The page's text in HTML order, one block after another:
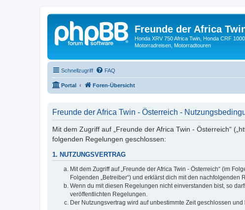
Freunde der Africa
Honda XRV 750 Africa Twin, Honda CRF
Motorradreisen, Motorradtouren
Schnellzugriff FAQ
Portal Foren-Übersicht
Freunde der Africa Twin - Österreich -
Mit dem Zugriff auf „Freunde der Africa Twin - Österreich“
folgenden Regelungen geschlossen:
1. NUTZUNGSVERTRAG
Mit dem Zugriff auf „Freunde der Africa Twin - Österreich“ (im
Folgenden „Betreiber“) und erklärst dich mit den nachfolgenden
Wenn du mit diesen Regelungen nicht einverstanden bist, so
veröffentlichten Regelungen.
Der Nutzungsvertrag wird auf unbestimmte Zeit geschlossen